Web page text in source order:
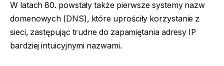
W latach 80. powstały także pierwsze systemy nazw
domenowych (DNS), które uprościły korzystanie z
sieci, zastępując trudne do zapamiętania adresy IP
bardziej intuicyjnymi nazwami.